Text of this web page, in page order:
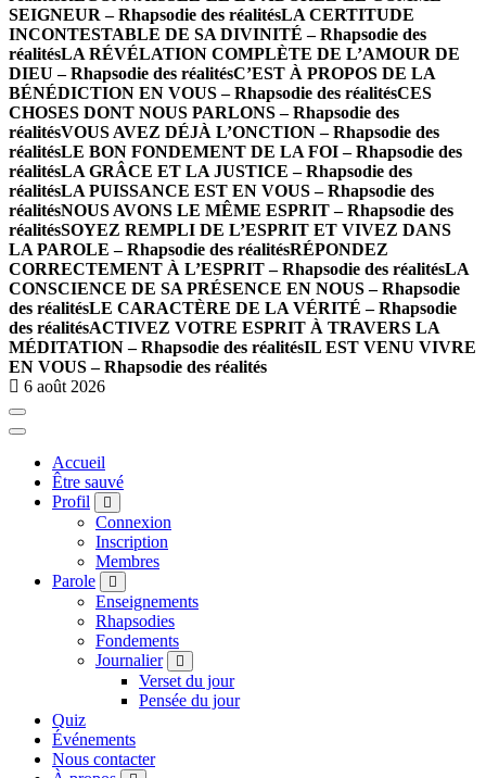
SEIGNEUR – Rhapsodie des réalitésLA CERTITUDE
INCONTESTABLE DE SA DIVINITÉ – Rhapsodie des
réalitésLA RÉVÉLATION COMPLÈTE DE L’AMOUR DE
DIEU – Rhapsodie des réalitésC’EST À PROPOS DE LA
BÉNÉDICTION EN VOUS – Rhapsodie des réalitésCES
CHOSES DONT NOUS PARLONS – Rhapsodie des
réalitésVOUS AVEZ DÉJÀ L’ONCTION – Rhapsodie des
réalitésLE BON FONDEMENT DE LA FOI – Rhapsodie des
réalitésLA GRÂCE ET LA JUSTICE – Rhapsodie des
réalitésLA PUISSANCE EST EN VOUS – Rhapsodie des
réalitésNOUS AVONS LE MÊME ESPRIT – Rhapsodie des
réalitésSOYEZ REMPLI DE L’ESPRIT ET VIVEZ DANS
LA PAROLE – Rhapsodie des réalitésRÉPONDEZ
CORRECTEMENT À L’ESPRIT – Rhapsodie des réalitésLA
CONSCIENCE DE SA PRÉSENCE EN NOUS – Rhapsodie
des réalitésLE CARACTÈRE DE LA VÉRITÉ – Rhapsodie
des réalitésACTIVEZ VOTRE ESPRIT À TRAVERS LA
MÉDITATION – Rhapsodie des réalitésIL EST VENU VIVRE
EN VOUS – Rhapsodie des réalités
6 août 2026
Accueil
Être sauvé
Profil
Connexion
Inscription
Membres
Parole
Enseignements
Rhapsodies
Fondements
Journalier
Verset du jour
Pensée du jour
Quiz
Événements
Nous contacter